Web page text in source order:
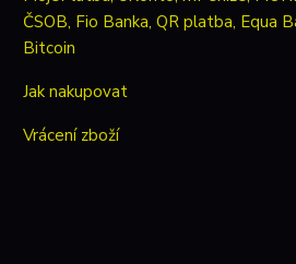
Jak nakupovat
Vrácení zboží